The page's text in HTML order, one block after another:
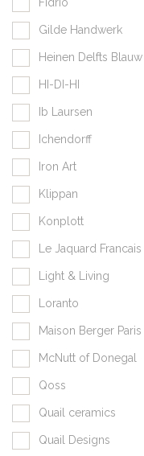
Gilde Handwerk
Heinen Delfts Blauw
HI-DI-HI
Ib Laursen
Ichendorff
Iron Art
Klippan
Konplott
Le Jaquard Francais
Light & Living
Loranto
Maison Berger Paris
McNutt of Donegal
Qoss
Quail ceramics
Quail Designs